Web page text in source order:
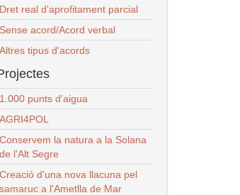
Dret real d'aprofitament parcial
Sense acord/Acord verbal
Altres tipus d'acords
1.000 punts d'aigua
AGRI4POL
Conservem la natura a la Solana
de l'Alt Segre
Creació d'una nova llacuna pel
samaruc a l'Ametlla de Mar